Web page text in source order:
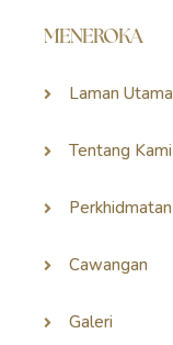
MENEROKA
Laman Utama
Tentang Kami
Perkhidmatan
Cawangan
Galeri